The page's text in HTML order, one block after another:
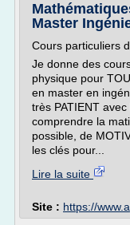
Master
Cours particuliers
Je donne des
physique pour
en master en
très PATIENT
comprendre la
possible, de
les clés pour...
Lire la suite
Site : https://